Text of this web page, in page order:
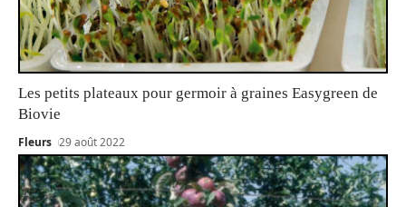
Les petits plateaux pour germoir à graines Easygreen de
Biovie
Fleurs 29 août 2022